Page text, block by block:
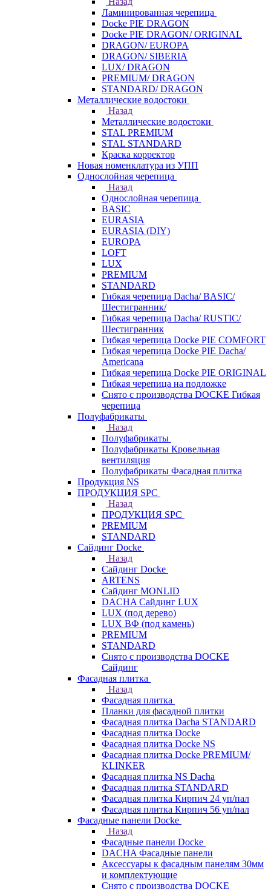
Ламинированная черепица
Docke PIE DRAGON
Docke PIE DRAGON/ ORIGINAL
DRAGON/ EUROPA
DRAGON/ SIBERIA
LUX/ DRAGON
PREMIUM/ DRAGON
STANDARD/ DRAGON
Металлические водостоки
Назад
Металлические водостоки
STAL PREMIUM
STAL STANDARD
Краска корректор
Новая номенклатура из УПП
Однослойная черепица
Назад
Однослойная черепица
BASIC
EURASIA
EURASIA (DIY)
EUROPA
LOFT
LUX
PREMIUM
STANDARD
Гибкая черепица Dacha/ BASIC/
Шестигранник/
Гибкая черепица Dacha/ RUSTIC/
Шестигранник
Гибкая черепица Docke PIE COMFORT
Гибкая черепица Docke PIE Dacha/
Americana
Гибкая черепица Docke PIE ОRIGINАL
Гибкая черепица на подложке
Снято с производства DOCKE Гибкая
черепица
Полуфабрикаты
Назад
Полуфабрикаты
Полуфабрикаты Кровельная
вентиляция
Полуфабрикаты Фасадная плитка
Продукция NS
ПРОДУКЦИЯ SPC
Назад
ПРОДУКЦИЯ SPC
PREMIUM
STANDARD
Сайдинг Docke
Назад
Сайдинг Docke
ARTENS
Cайдинг MONLID
DACHA Сайдинг LUX
LUX (под дерево)
LUX ВФ (под камень)
PREMIUM
STANDARD
Снято с производства DOCKE
Сайдинг
Фасадная плитка
Назад
Фасадная плитка
Планки для фасадной плитки
Фасадная плитка Dacha STANDARD
Фасадная плитка Docke
Фасадная плитка Docke NS
Фасадная плитка Docke PREMIUM/
KLINKER
Фасадная плитка NS Dacha
Фасадная плитка STANDARD
Фасадная плитка Кирпич 24 уп/пал
Фасадная плитка Кирпич 56 уп/пал
Фасадные панели Docke
Назад
Фасадные панели Docke
DACHA Фасадные панели
Аксессуары к фасадным панелям 30мм
и комплектующие
Снято с производства DOCKE